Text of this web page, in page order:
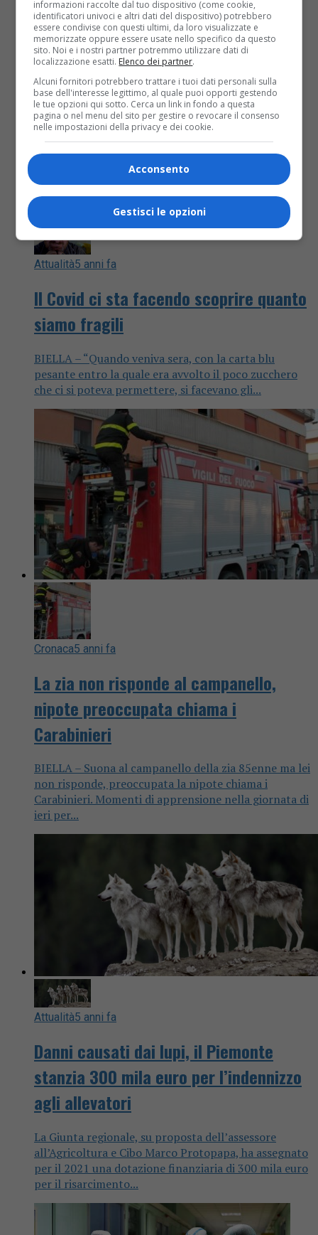
domenica 11 aprile, a dichiaralo oggi, nell’ormai
consueta diretta...
Attualità5 anni fa
Il Covid ci sta facendo scoprire quanto
siamo fragili
BIELLA – “Quando veniva sera, con la carta blu
pesante entro la quale era avvolto il poco zucchero
che ci si poteva permettere, si facevano gli...
Cronaca5 anni fa
La zia non risponde al campanello,
nipote preoccupata chiama i
Carabinieri
BIELLA – Suona al campanello della zia 85enne ma lei
non risponde, preoccupata la nipote chiama i
Carabinieri. Momenti di apprensione nella giornata di
ieri per...
Attualità5 anni fa
Danni causati dai lupi, il Piemonte
stanzia 300 mila euro per l’indennizzo
agli allevatori
La Giunta regionale, su proposta dell’assessore
all’Agricoltura e Cibo Marco Protopapa, ha assegnato
per il 2021 una dotazione finanziaria di 300 mila euro
per il risarcimento...
informazioni raccolte dal tuo dispositivo (come cookie,
identificatori univoci e altri dati del dispositivo) potrebbero
essere condivise con questi ultimi, da loro visualizzate e
memorizzate oppure essere usate nello specifico da questo
sito. Noi e i nostri partner potremmo utilizzare dati di
localizzazione esatti. Elenco dei partner.
Alcuni fornitori potrebbero trattare i tuoi dati personali sulla
base dell'interesse legittimo, al quale puoi opporti gestendo
le tue opzioni qui sotto. Cerca un link in fondo a questa
pagina o nel menu del sito per gestire o revocare il consenso
nelle impostazioni della privacy e dei cookie.
Acconsento
Gestisci le opzioni